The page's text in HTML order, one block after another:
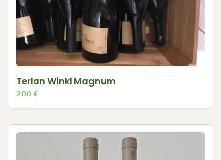
Terlan Winkl Magnum
200 €